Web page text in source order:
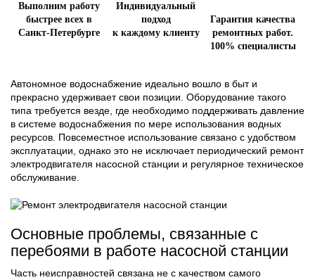
Выполним работу
быстрее всех в
Санкт-Петербурге
Индивидуальный
подход
к каждому клиенту
Гарантия качества
ремонтных работ.
100% специалисты
Автономное водоснабжение идеально вошло в быт и
прекрасно удерживает свои позиции. Оборудование такого
типа требуется везде, где необходимо поддерживать давление
в системе водоснабжения по мере использования водных
ресурсов. Повсеместное использование связано с удобством
эксплуатации, однако это не исключает периодический ремонт
электродвигателя насосной станции и регулярное техническое
обслуживание.
Основные проблемы, связанные с
перебоями в работе насосной станции
Часть неисправностей связана не с качеством самого